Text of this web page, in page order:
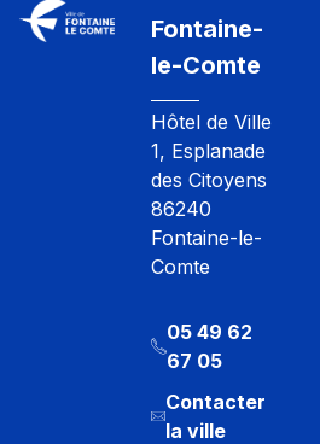
Fontaine-
le-Comte
Hôtel de Ville
1, Esplanade
des Citoyens
86240
Fontaine-le-
Comte
05 49 62
67 05
Contacter
la ville